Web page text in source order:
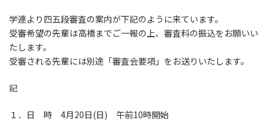
新
日
学連より四五段審査の案内が下記のように来ています。
受審希望の先輩は高橋までご一報の上、審査料の振込をお願いい
たします。
受審される先輩には別途「審査会要項」をお送りいたします。
記
１．日 時 4月20日(日) 午前10時開始